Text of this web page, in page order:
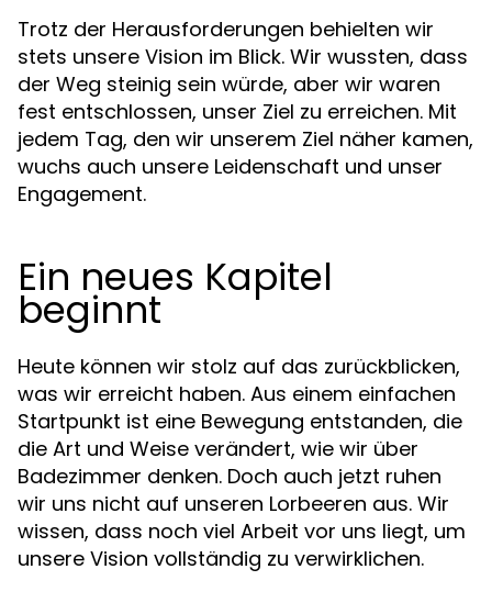
Trotz der Herausforderungen behielten wir
stets unsere Vision im Blick. Wir wussten, dass
der Weg steinig sein würde, aber wir waren
fest entschlossen, unser Ziel zu erreichen. Mit
jedem Tag, den wir unserem Ziel näher kamen,
wuchs auch unsere Leidenschaft und unser
Engagement.
Ein neues Kapitel
beginnt
Heute können wir stolz auf das zurückblicken,
was wir erreicht haben. Aus einem einfachen
Startpunkt ist eine Bewegung entstanden, die
die Art und Weise verändert, wie wir über
Badezimmer denken. Doch auch jetzt ruhen
wir uns nicht auf unseren Lorbeeren aus. Wir
wissen, dass noch viel Arbeit vor uns liegt, um
unsere Vision vollständig zu verwirklichen.